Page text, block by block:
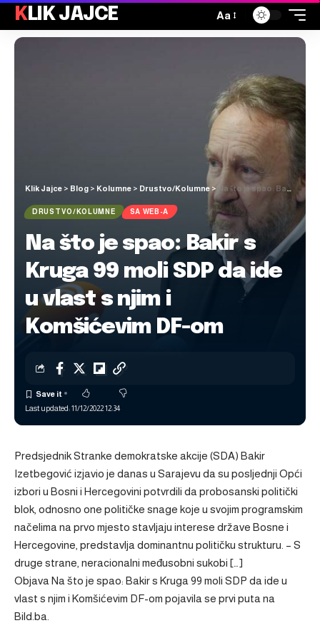
KLIK JAJCE Aa
Klik Jajce > Blog > Kolumne > Drustvo/Kolumne > Na što je spao: Bakir s Kruga 99 moli SDP da ide u vlast s njim i Komšićevim DF-om
DRUSTVO/KOLUMNE SA WEB-A
Na što je spao: Bakir s
Kruga 99 moli SDP da ide
u vlast s njim i
Komšićevim DF-om
Last updated: 11/12/2022 12:34
Predsjednik Stranke demokratske akcije (SDA) Bakir
Izetbegović izjavio je danas u Sarajevu da su posljednji Opći
izbori u Bosni i Hercegovini potvrdili da probosanski politički
blok, odnosno one političke snage koje u svojim programskim
načelima na prvo mjesto stavljaju interese države Bosne i
Hercegovine, predstavlja dominantnu političku strukturu. – S
druge strane, neracionalni međusobni sukobi […]
Objava Na što je spao: Bakir s Kruga 99 moli SDP da ide u
vlast s njim i Komšićevim DF-om pojavila se prvi puta na
Bild.ba